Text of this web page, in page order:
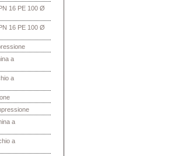
16 PE 100 Ø
16 PE 100 Ø
a
a
a
a